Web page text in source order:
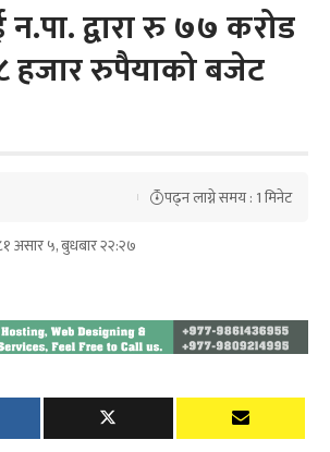
द्वारा रु ७७ करोड
हजार रुपैयाको बजेट
असार ५, बुधबार २२:२७
पढ्न लाग्ने समय : 1 मिनेट